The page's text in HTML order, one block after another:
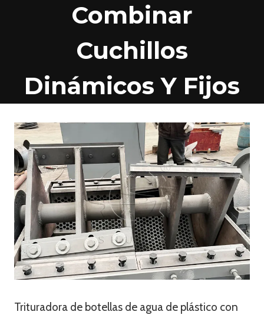
Combinar
Cuchillos
Dinámicos Y Fijos
Trituradora de botellas de agua de plástico con